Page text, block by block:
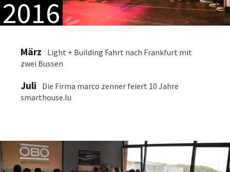
2016
März
Light + Building Fahrt nach Frankfurt mit
zwei Bussen
Juli
Die Firma marco zenner feiert 10 Jahre
smarthouse.lu